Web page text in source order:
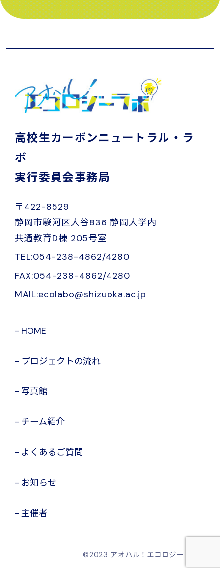
高校生カーボンニュートラル・ラ
ボ
実行委員会事務局
〒422-8529
静岡市駿河区大谷836 静岡大学内
共通教育D棟 205号室
TEL:054-238-4862/4280
FAX:054-238-4862/4280
MAIL:ecolabo@shizuoka.ac.jp
HOME
プロジェクトの流れ
写真館
チーム紹介
よくあるご質問
お知らせ
主催者
©️2023 アオハル！エコロジー・ラボ